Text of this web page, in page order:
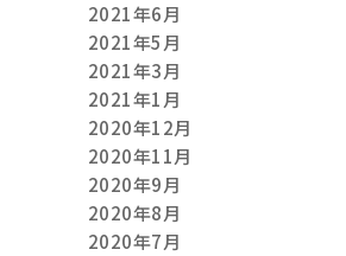
2021年6月
2021年5月
2021年3月
2021年1月
2020年12月
2020年11月
2020年9月
2020年8月
2020年7月